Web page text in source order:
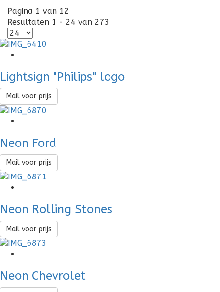
Pagina 1 van 12
Resultaten 1 - 24 van 273
Lightsign "Philips" logo
Mail voor prijs
Neon Ford
Mail voor prijs
Neon Rolling Stones
Mail voor prijs
Neon Chevrolet